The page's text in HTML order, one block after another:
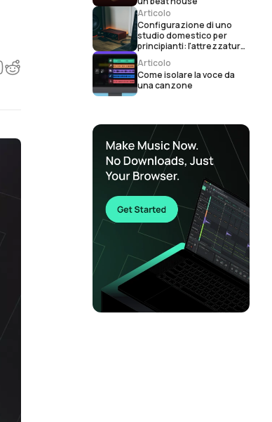
Articolo
Configurazione di uno
studio domestico per
principianti: l'attrezzatura
essenziale per la
produzione musicale
Articolo
Come isolare la voce da
una canzone